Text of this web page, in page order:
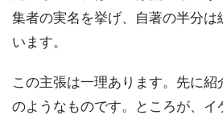
集者の実名を挙げ、自著の半分は
います。
この主張は一理あります。先に紹
のようなものです。ところが、イ